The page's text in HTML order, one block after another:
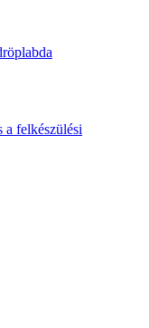
a felkészülési